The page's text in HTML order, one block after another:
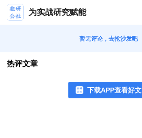
为实战研究赋能
暂无评论，去抢沙发吧
热评文章
下载APP查看好文